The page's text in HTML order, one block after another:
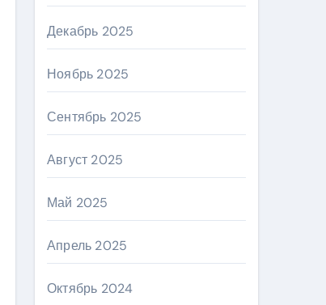
Декабрь 2025
Ноябрь 2025
Сентябрь 2025
Август 2025
Май 2025
Апрель 2025
Октябрь 2024